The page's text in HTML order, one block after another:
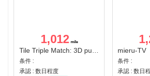
1,012
Tile Triple Match: 3D puzzle
条件 :
承認 : 数日程度
mieru-TV
条件 :
承認 : 数日